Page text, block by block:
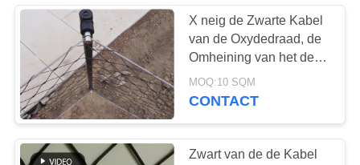
NIEUWS
VERZOEK
OM EEN
CITAAT
Het Netwerk van de
balustradekabel
155
X neig de Zwarte Kabel
van de Oxydedraad, de
Omheining van het de
Kabelnetwerk van de
Roestvrij staaldraad
MOQ:10 SQM
CONTACT
Zwart van de de Kabel